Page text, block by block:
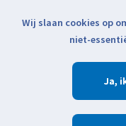
Klik voor actuele
Wij slaan cookies op
niet-
Ja